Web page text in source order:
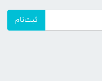
ثبت‌نام